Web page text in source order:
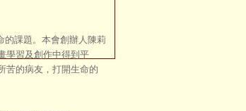
課題。本會創辦人陳莉
學習及創作中得到平
苦的病友，打開生命的